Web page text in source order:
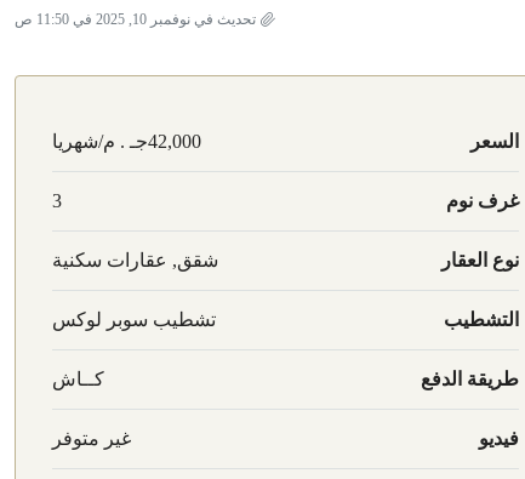
تحديث في نوفمبر 10, 2025 في 11:50 ص
السعر 42,000جـ . م/شهريا
غرف نوم 3
نوع العقار شقق, عقارات سكنية
التشطيب تشطيب سوبر لوكس
طريقة الدفع كــاش
فيديو غير متوفر